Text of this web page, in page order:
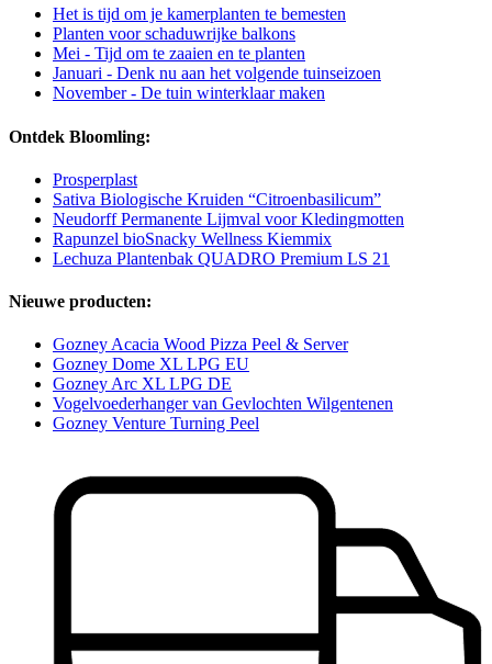
Het is tijd om je kamerplanten te bemesten
Planten voor schaduwrijke balkons
Mei - Tijd om te zaaien en te planten
Januari - Denk nu aan het volgende tuinseizoen
November - De tuin winterklaar maken
Ontdek Bloomling:
Prosperplast
Sativa Biologische Kruiden “Citroenbasilicum”
Neudorff Permanente Lijmval voor Kledingmotten
Rapunzel bioSnacky Wellness Kiemmix
Lechuza Plantenbak QUADRO Premium LS 21
Nieuwe producten:
Gozney Acacia Wood Pizza Peel & Server
Gozney Dome XL LPG EU
Gozney Arc XL LPG DE
Vogelvoederhanger van Gevlochten Wilgentenen
Gozney Venture Turning Peel